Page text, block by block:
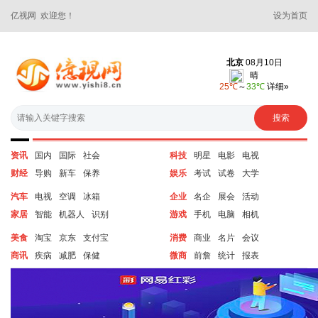
亿视网 欢迎您！ 设为首页
资讯 国内 国际
社会
财经
导购 新车 保养
科技 明星 电影
电视
娱乐
考试 试卷 大学
汽车 电视 空调
冰箱
家居
智能 机器人 识别
企业 名企 展会
活动
游戏
手机 电脑 相机
美食 淘宝 京东
支付宝
商讯
疾病 减肥 保健
消费 商业 名片
会议
微商
前詹 统计 报表